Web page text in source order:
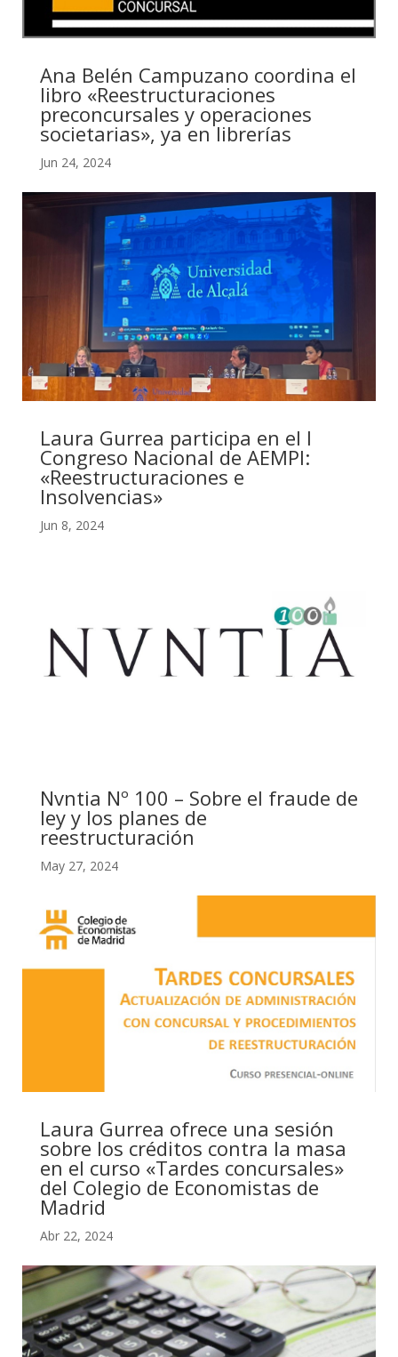
Ana Belén Campuzano coordina el
libro «Reestructuraciones
preconcursales y operaciones
societarias», ya en librerías
Jun 24, 2024
Laura Gurrea participa en el I
Congreso Nacional de AEMPI:
«Reestructuraciones e
Insolvencias»
Jun 8, 2024
Nvntia Nº 100 – Sobre el fraude de
ley y los planes de
reestructuración
May 27, 2024
Laura Gurrea ofrece una sesión
sobre los créditos contra la masa
en el curso «Tardes concursales»
del Colegio de Economistas de
Madrid
Abr 22, 2024